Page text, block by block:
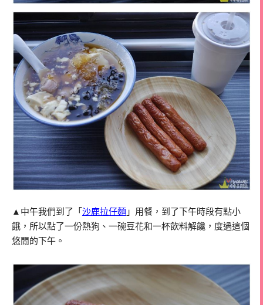
▲中午我們到了「 沙鹿拉仔麵 」用餐，到了下午時段有點小
餓，所以點了一份熱狗、一碗豆花和一杯飲料解饞，度過這個
悠閒的下午。